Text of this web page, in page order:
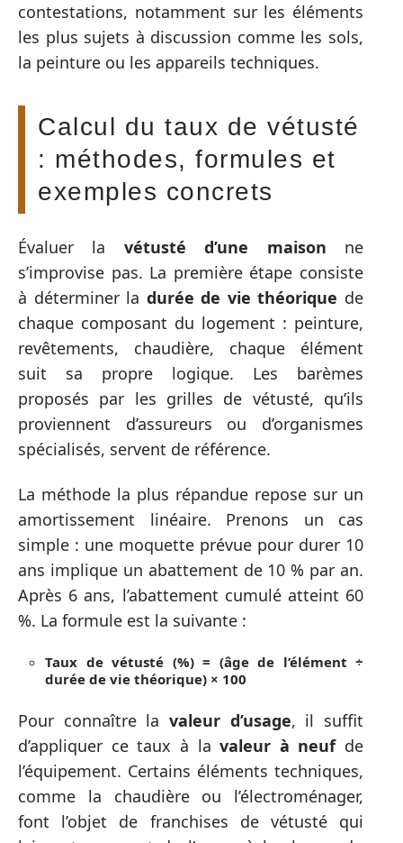
contestations, notamment sur les éléments
les plus sujets à discussion comme les sols,
la peinture ou les appareils techniques.
Calcul du taux de vétusté
: méthodes, formules et
exemples concrets
Évaluer la vétusté d’une maison ne
s’improvise pas. La première étape consiste
à déterminer la durée de vie théorique de
chaque composant du logement : peinture,
revêtements, chaudière, chaque élément
suit sa propre logique. Les barèmes
proposés par les grilles de vétusté, qu’ils
proviennent d’assureurs ou d’organismes
spécialisés, servent de référence.
La méthode la plus répandue repose sur un
amortissement linéaire. Prenons un cas
simple : une moquette prévue pour durer 10
ans implique un abattement de 10 % par an.
Après 6 ans, l’abattement cumulé atteint 60
%. La formule est la suivante :
Taux de vétusté (%) = (âge de l’élément ÷
durée de vie théorique) × 100
Pour connaître la valeur d’usage, il suffit
d’appliquer ce taux à lavaleur à neufde
l’équipement. Certains éléments techniques,
comme la chaudière ou l’électroménager,
font l’objet de franchises de vétusté qui